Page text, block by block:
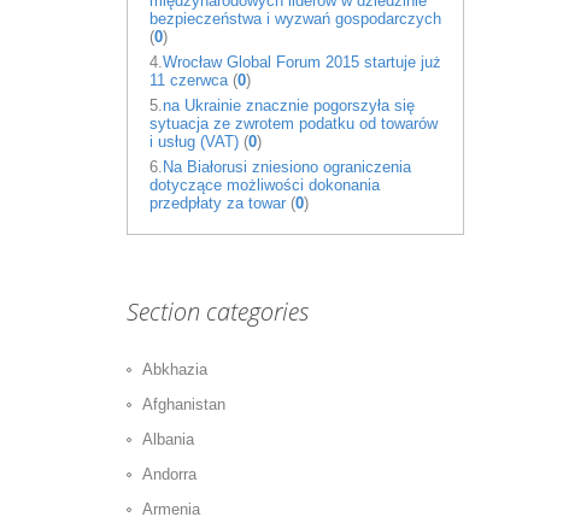
bezpieczeństwa i wyzwań gospodarczych
(0)
4.Wrocław Global Forum 2015 startuje już
11 czerwca (0)
5.na Ukrainie znacznie pogorszyła się
sytuacja ze zwrotem podatku od towarów
i usług (VAT) (0)
6. Na Białorusi zniesiono ograniczenia
dotyczące możliwości dokonania
przedpłaty za towar (0)
Section categories
Abkhazia
Afghanistan
Albania
Andorra
Armenia